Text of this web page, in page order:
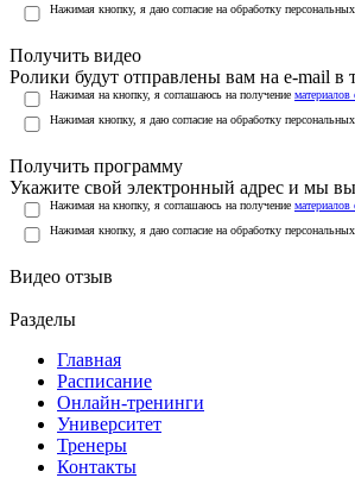
Нажимая кнопку, я даю согласие на обработку
Получить видео
Ролики будут отправлены вам на e-mail в
Нажимая на кнопку, я соглашаюсь на получение материалов
Нажимая кнопку, я даю согласие на обработку
Получить программу
Укажите свой электронный адрес и мы
Нажимая на кнопку, я соглашаюсь на получение материалов
Нажимая кнопку, я даю согласие на обработку
Видео отзыв
Разделы
Главная
Расписание
Онлайн-тренинги
Университет
Тренеры
Контакты